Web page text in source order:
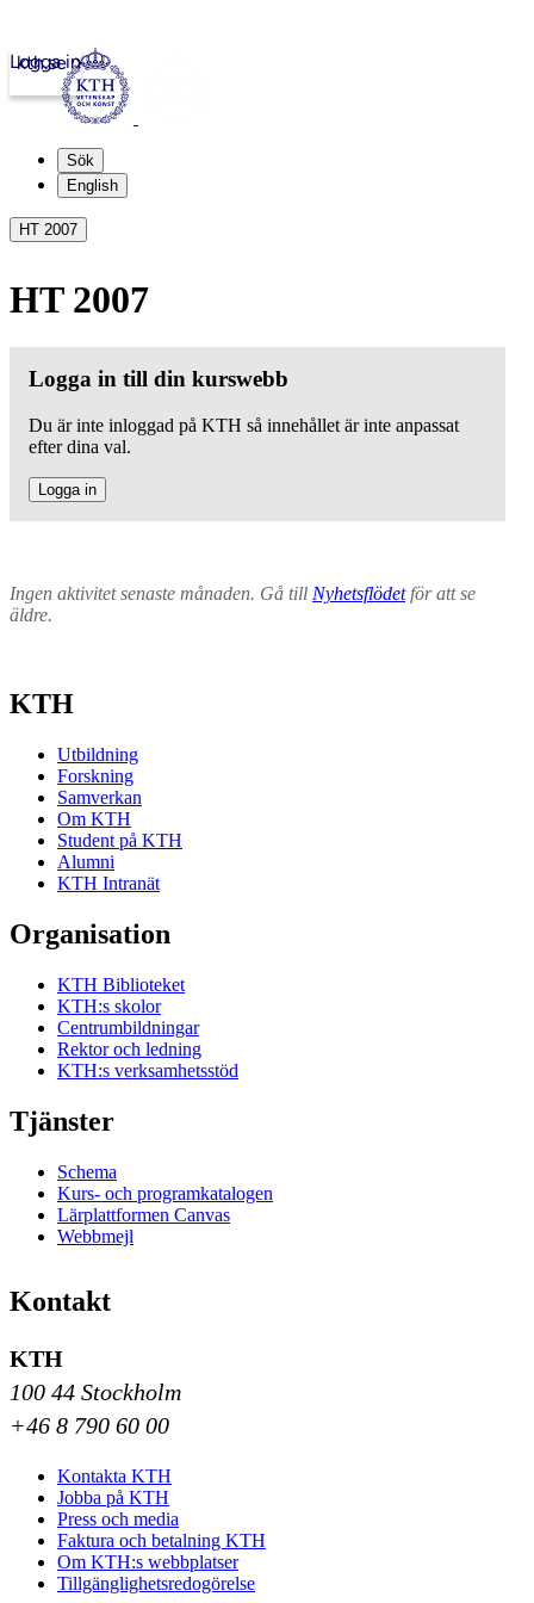
kth.se
Logga in
Sök
English
HT 2007
HT 2007
Logga in till din kurswebb
Du är inte inloggad på KTH så innehållet är inte anpassat
efter dina val.
Logga in
Ingen aktivitet senaste månaden. Gå till Nyhetsflödetför att se
äldre.
KTH
Utbildning
Forskning
Samverkan
Om KTH
Student på KTH
Alumni
KTH Intranät
Organisation
KTH Biblioteket
KTH:s skolor
Centrumbildningar
Rektor och ledning
KTH:s verksamhetsstöd
Tjänster
Schema
Kurs- och programkatalogen
Lärplattformen Canvas
Webbmejl
Kontakt
KTH
100 44 Stockholm
+46 8 790 60 00
Kontakta KTH
Jobba på KTH
Press och media
Faktura och betalning KTH
Om KTH:s webbplatser
Tillgänglighetsredogörelse